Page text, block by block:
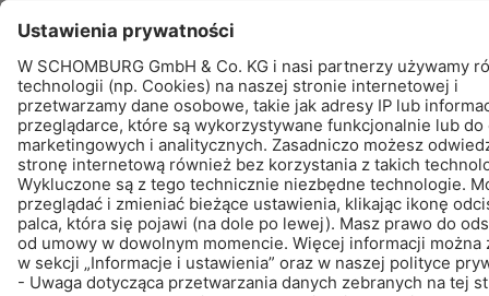
PRODUKTY
ZNAJDŹ – KUP - POINFORMUJ
© Schomburg.Noty prawne|POLITYKA PRYWATNOŚCI